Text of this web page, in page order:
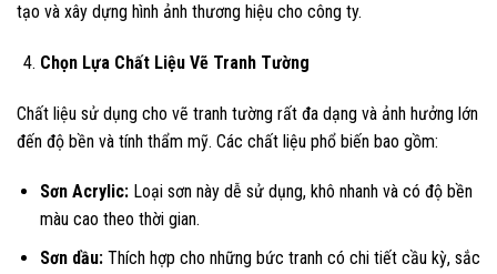
tạo và xây dựng hình ảnh thương hiệu cho công ty.
Chọn Lựa Chất Liệu Vẽ Tranh Tường
Chất liệu sử dụng cho vẽ tranh tường rất đa dạng và ảnh hưởng lớn
đến độ bền và tính thẩm mỹ. Các chất liệu phổ biến bao gồm:
Sơn Acrylic:Loại sơn này dễ sử dụng, khô nhanh và có độ bền
màu cao theo thời gian.
Sơn dầu:Thích hợp cho những bức tranh có chi tiết cầu kỳ, sắc